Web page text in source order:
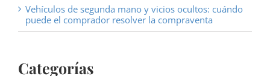
Vehículos de segunda mano y vicios ocultos: cuándo
puede el comprador resolver la compraventa
Categorías